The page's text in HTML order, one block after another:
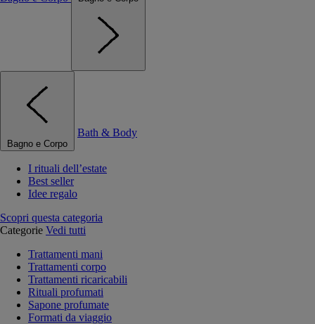
Bagno e Corpo
Bath & Body
I rituali dell’estate
Best seller
Idee regalo
Scopri questa categoria
Categorie Vedi tutti
Trattamenti mani
Trattamenti corpo
Trattamenti ricaricabili
Rituali profumati
Sapone profumate
Formati da viaggio